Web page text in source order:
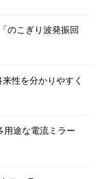
のこぎり波発振回
性を分かりやすく
用途な電流ミラー